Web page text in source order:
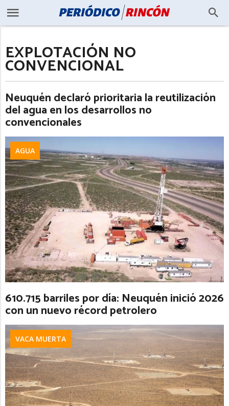
EXPLOTACIÓN NO
CONVENCIONAL
Neuquén declaró prioritaria la reutilización
del agua en los desarrollos no
convencionales
AGUA
610.715 barriles por día: Neuquén inició 2026
con un nuevo récord petrolero
VACA MUERTA